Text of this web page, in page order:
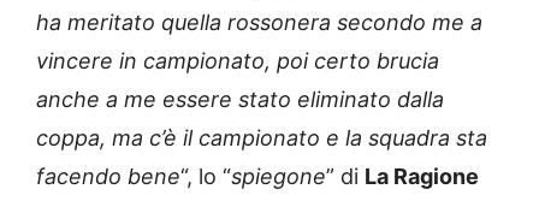
ha meritato quella rossonera secondo me a
vincere in campionato, poi certo brucia
anche a me essere stato eliminato dalla
coppa, ma c’è il campionato e la squadra sta
facendo bene“, lo “spiegone” di La Ragione